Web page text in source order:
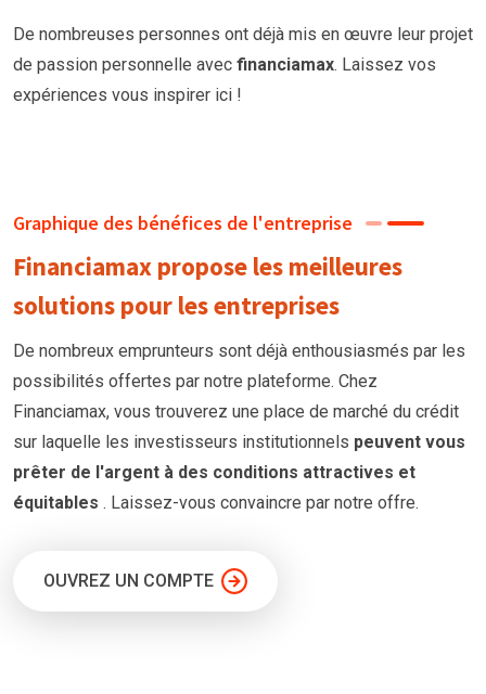
De nombreuses personnes ont déjà mis en œuvre leur projet
de passion personnelle avec financiamax. Laissez vos
expériences vous inspirer ici !
Graphique des bénéfices de l'entreprise
Financiamax propose les meilleures
solutions pour les entreprises
De nombreux emprunteurs sont déjà enthousiasmés par les
possibilités offertes par notre plateforme. Chez
Financiamax, vous trouverez une place de marché du crédit
sur laquelle les investisseurs institutionnels peuvent vous
prêter de l'argent à des conditions attractives et
équitables . Laissez-vous convaincre par notre offre.
OUVREZ UN COMPTE